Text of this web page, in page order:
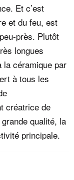
Et c’est
et du feu, est
près. Plutôt
longues
la céramique par
à tous les
créatrice de
qualité, la
principale.